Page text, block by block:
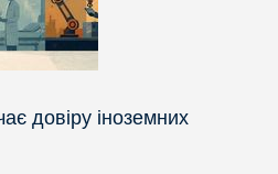
довіру іноземних